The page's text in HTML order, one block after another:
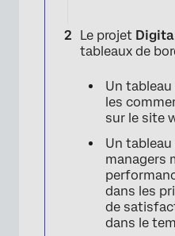
Le projet
tableaux de
Un
les
sur le site
Un
managers
dans les
de
dans le